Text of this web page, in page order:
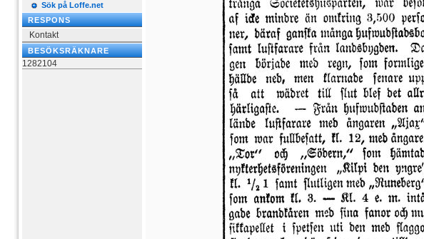
Sök på Loffe.net
RESPONS
Kontakt
BESÖKSRÄKNARE
1282104